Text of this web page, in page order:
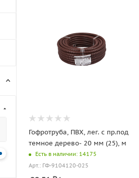
Гофротруба, ПВХ, лег. с пр.под
темное дерево- 20 мм (25), м
Есть в наличии: 14175
Арт.: ГФ-9104120-025